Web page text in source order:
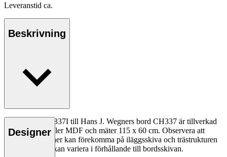
Leveranstid ca.
Beskrivning
Iläggsskiva CH337I till Hans J. Wegners bord CH337 är tillverkad
av massivt trä eller MDF och mäter 115 x 60 cm. Observera att
mindre variationer kan förekomma på iläggsskiva och trästrukturen
på insatsskivor kan variera i förhållande till bordsskivan.
Designer